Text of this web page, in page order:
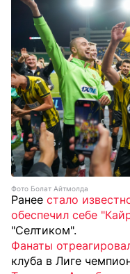
Фото Болат Айтмолда
Ранее стало
обеспечил себе
"Селтиком".
Фанаты
клуба в Лиге